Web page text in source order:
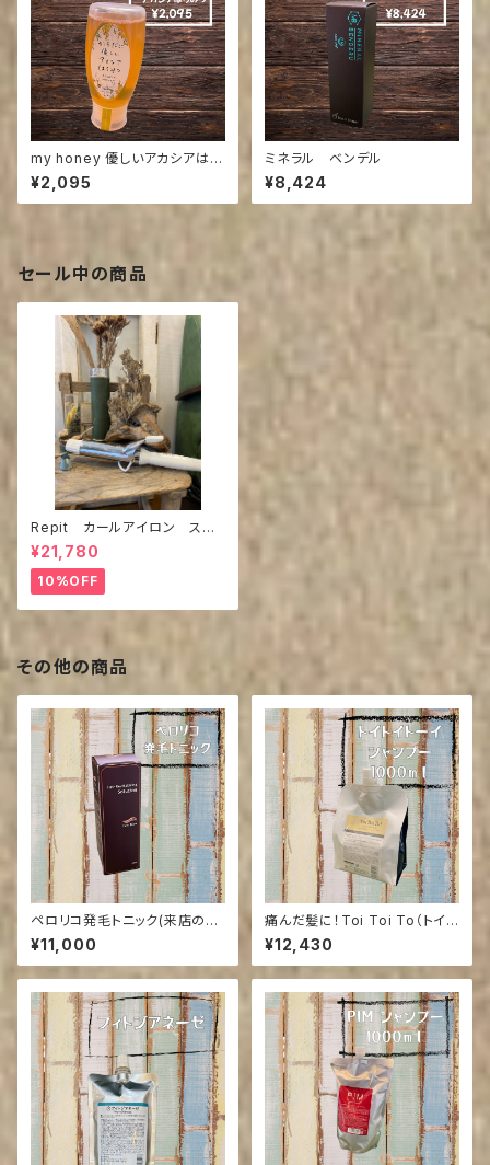
my honey 優しいアカシアはち
みつ
¥2,095
ミネラル ベンデル
¥8,424
セール中の商品
Repit カールアイロン スク
エアバー36mm,40ｍｍ
¥21,780
10%OFF
その他の商品
ペロリコ発毛トニック(来店の方
送料引き)
¥11,000
痛んだ髪に！Toi Toi To（トイト
イトーイ）i シャンプー1000ml
(ご来店の方送料引き）
¥12,430